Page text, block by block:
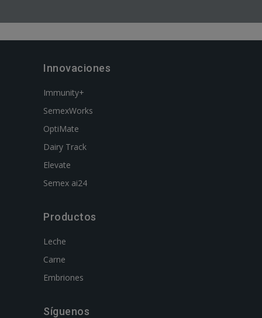
Innovaciones
Immunity+
SemexWorks
OptiMate
Dairy Track
Elevate
Semex ai24
Productos
Leche
Carne
Embriones
Síguenos